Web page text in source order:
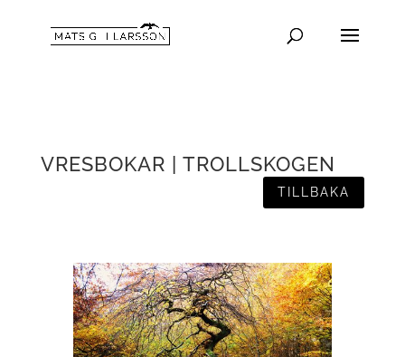
VRESBOKAR | TROLLSKOGEN
TILLBAKA